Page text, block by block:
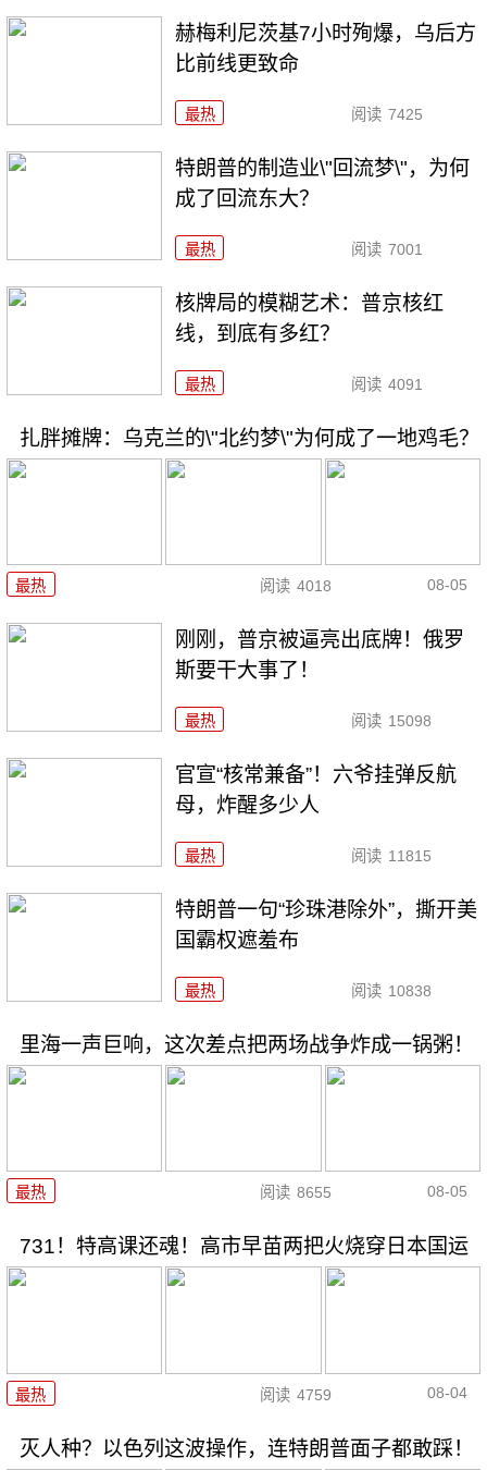
赫梅利尼茨基7小时殉爆，乌后方
比前线更致命
最热 阅读 7425
特朗普的制造业\"回流梦\"，为何
成了回流东大？
最热 阅读 7001
核牌局的模糊艺术：普京核红
线，到底有多红？
最热 阅读 4091
扎胖摊牌：乌克兰的\"北约梦\"为何成了一地鸡毛？
最热 阅读 4018 08-05
刚刚，普京被逼亮出底牌！俄罗
斯要干大事了！
最热 阅读 15098
官宣“核常兼备”！六爷挂弹反航
母，炸醒多少人
最热 阅读 11815
特朗普一句“珍珠港除外”，撕开美
国霸权遮羞布
最热 阅读 10838
里海一声巨响，这次差点把两场战争炸成一锅粥！
最热 阅读 8655 08-05
731！特高课还魂！高市早苗两把火烧穿日本国运
最热 阅读 4759 08-04
灭人种？以色列这波操作，连特朗普面子都敢踩！